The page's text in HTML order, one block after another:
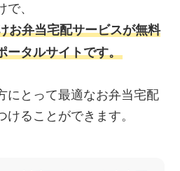
、
お弁当宅配サービスが無料
ータルサイトです。
にとって最適なお弁当宅配
ることができます。